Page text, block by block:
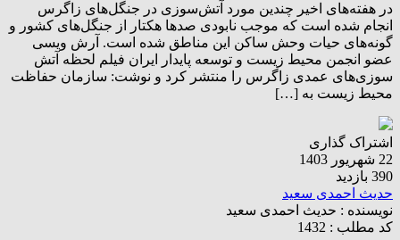
در هفته‌های اخیر چندین مورد آتش‌سوزی در جنگل‌های زاگرس
انجام شده است که موجب نابودی صدها هکتار از جنگل‌های کشور و
گونه‌های حیات وحش ساکن این مناطق شده است. آرش ویسی
عضو انجمن محیط زیست و توسعه پایدار ایران فیلم لحظه آتش
سوزی‌های عمدی زاگرس را منتشر کرد و نوشت: سازمان حفاظت
محیط زیست به […]
اشتراک گذاری
22 شهریور 1403
390 بازدید
حدیث احمدی سعید
نویسنده : حدیث احمدی سعید
کد مطلب : 1432